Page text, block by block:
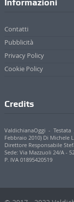
Informazioni
Contatti
Pubblicità
Privacy Policy
Cookie Policy
Credits
ValdichianaOggi -
Febbraio 2010) Di Michele
Direttore Responsabile
Sede: Via Mazzuoli 24/A -
P. IVA 01895420519